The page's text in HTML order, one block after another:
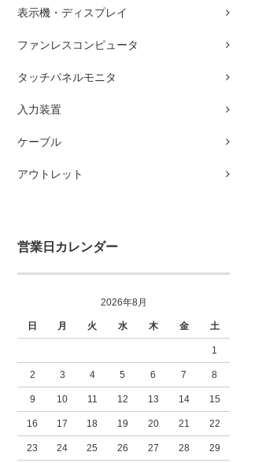
表示機・ディスプレイ
ファンレスコンピュータ
タッチパネルモニタ
入力装置
ケーブル
アウトレット
営業日カレンダー
2026年8月
日 月 火 水 木 金 土
1
2 3 4 5 6 7 8
9 10 11 12 13 14 15
16 17 18 19 20 21 22
23 24 25 26 27 28 29